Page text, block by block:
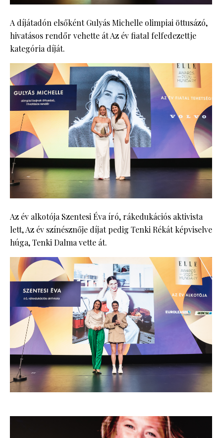
A díjátadón elsőként Gulyás Michelle olimpiai öttusázó,
hivatásos rendőr vehette át Az év fiatal felfedezettje
kategória díját.
Az év alkotója Szentesi Éva író, rákedukációs aktivista
lett, Az év színésznője díjat pedig Tenki Rékát képviselve
húga, Tenki Dalma vette át.